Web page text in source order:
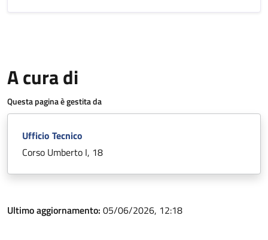
A cura di
Questa pagina è gestita da
Ufficio Tecnico
Corso Umberto I, 18
Ultimo aggiornamento: 05/06/2026, 12:18